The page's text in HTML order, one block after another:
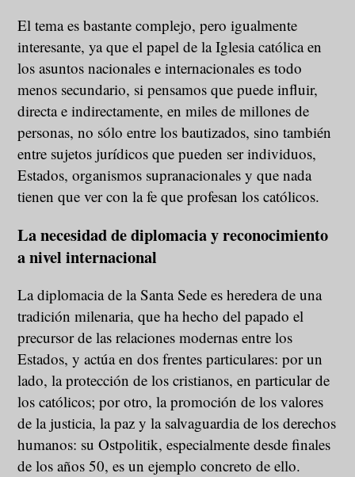
El tema es bastante complejo, pero igualmente
interesante, ya que el papel de la Iglesia católica en
los asuntos nacionales e internacionales es todo
menos secundario, si pensamos que puede influir,
directa e indirectamente, en miles de millones de
personas, no sólo entre los bautizados, sino también
entre sujetos jurídicos que pueden ser individuos,
Estados, organismos supranacionales y que nada
tienen que ver con la fe que profesan los católicos.
La necesidad de diplomacia y reconocimiento
a nivel internacional
La diplomacia de la Santa Sede es heredera de una
tradición milenaria, que ha hecho del papado el
precursor de las relaciones modernas entre los
Estados, y actúa en dos frentes particulares: por un
lado, la protección de los cristianos, en particular de
los católicos; por otro, la promoción de los valores
de la justicia, la paz y la salvaguardia de los derechos
humanos: su Ostpolitik, especialmente desde finales
de los años 50, es un ejemplo concreto de ello.